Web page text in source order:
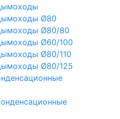
Ø80
Ø80/80
Ø60/100
Ø80/110
Ø80/125